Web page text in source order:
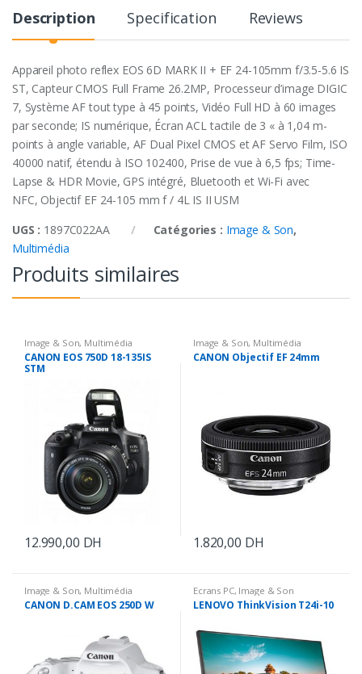
Description Specification Reviews
Appareil photo reflex EOS 6D MARK II + EF 24-105mm f/3.5-5.6 IS
ST, Capteur CMOS Full Frame 26.2MP, Processeur d’image DIGIC
7, Système AF tout type à 45 points, Vidéo Full HD à 60 images
par seconde; IS numérique, Écran ACL tactile de 3 « à 1,04 m-
points à angle variable, AF Dual Pixel CMOS et AF Servo Film, ISO
40000 natif, étendu à ISO 102400, Prise de vue à 6,5 fps; Time-
Lapse & HDR Movie, GPS intégré, Bluetooth et Wi-Fi avec
NFC, Objectif EF 24-105 mm f / 4L IS II USM
UGS : 1897C022AA Catégories : Image & Son,
Multimédia
Produits similaires
Image & Son, Multimédia
CANON EOS 750D 18-135IS
STM
12.990,00 DH
Image & Son, Multimédia
CANON Objectif EF 24mm
1.820,00 DH
Image & Son, Multimédia
CANON D.CAM EOS 250D W
Ecrans PC, Image & Son
LENOVO ThinkVision T24i-10